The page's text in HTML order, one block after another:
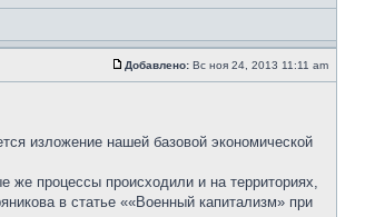
Добавлено: Вс ноя 24, 2013 11:11 am
изложение нашей базовой экономической
же процессы происходили и на территориях,
в статье ««Военный капитализм» при